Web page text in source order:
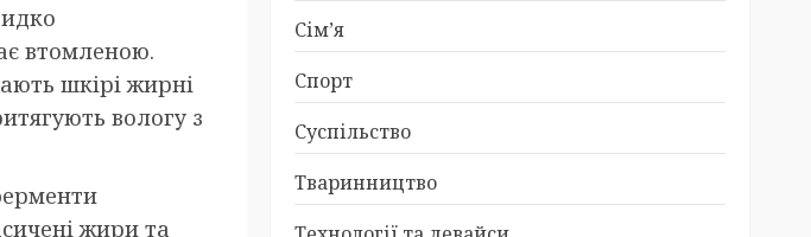
втомленою.
шкірі жирні
вологу з
жири та
Сім’я
Спорт
Суспільство
Тваринництво